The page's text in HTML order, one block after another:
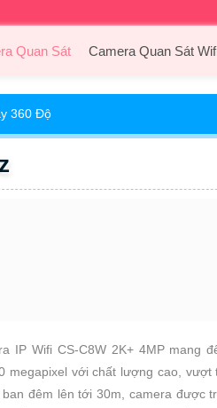
Quan Sát Camera Quan Sát
360 Độ
IP Wifi CS-C8W 2K+ 4MP mang
megapixel với chất lượng cao, vượt
đêm lên tới 30m, camera được